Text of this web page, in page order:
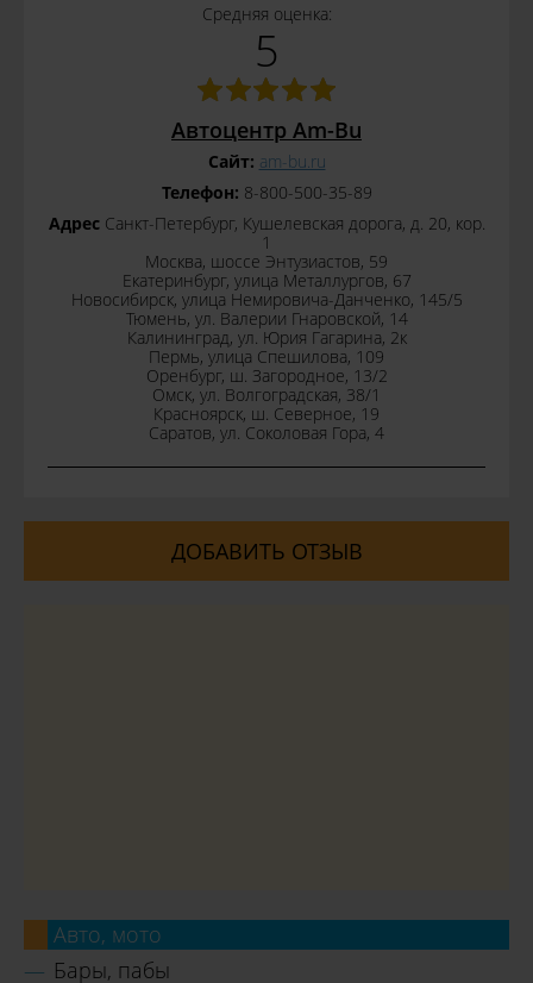
Средняя оценка:
5
Автоцентр Am-Bu
Сайт: am-bu.ru
Телефон: 8-800-500-35-89
АдресСанкт-Петербург, Кушелевская дорога, д. 20, кор.
1
Москва, шоссе Энтузиастов, 59
Екатеринбург, улица Металлургов, 67
Новосибирск, улица Немировича-Данченко, 145/5
Тюмень, ул. Валерии Гнаровской, 14
Калининград, ул. Юрия Гагарина, 2к
Пермь, улица Спешилова, 109
Оренбург, ш. Загородное, 13/2
Омск, ул. Волгоградская, 38/1
Красноярск, ш. Северное, 19
Саратов, ул. Соколовая Гора, 4
ДОБАВИТЬ ОТЗЫВ
Авто, мото
Бары, пабы